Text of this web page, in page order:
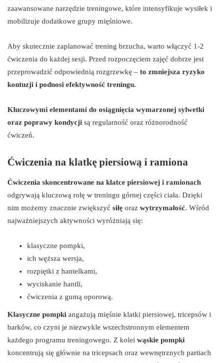
zaawansowane narzędzie treningowe, które intensyfikuje wysiłek i
mobilizuje dodatkowe grupy mięśniowe.
Aby skutecznie zaplanować trening brzucha, warto włączyć 1-2
ćwiczenia do każdej sesji. Przed rozpoczęciem zajęć dobrze jest
przeprowadzić odpowiednią rozgrzewkę – to zmniejsza ryzyko
kontuzji i podnosi efektywność treningu.
Kluczowymi elementami do osiągnięcia wymarzonej sylwetki
oraz poprawy kondycji są regularność oraz różnorodność
ćwiczeń.
Ćwiczenia na klatkę piersiową i ramiona
Ćwiczenia skoncentrowane na klatce piersiowej i ramionach
odgrywają kluczową rolę w treningu górnej części ciała. Dzięki
nim możemy znacznie zwiększyć siłę oraz wytrzymałość. Wśród
najważniejszych aktywności wyróżniają się:
klasyczne pompki,
ich węższa wersja,
rozpiętki z hantelkami,
wyciskanie hantli,
ćwiczenia z gumą oporową.
Klasyczne pompki angażują mięśnie klatki piersiowej, tricepsów i
barków, co czyni je niezwykle wszechstronnym elementem
każdego programu treningowego. Z kolei wąskie pompki
koncentrują się głównie na tricepsach oraz wewnętrznych partiach